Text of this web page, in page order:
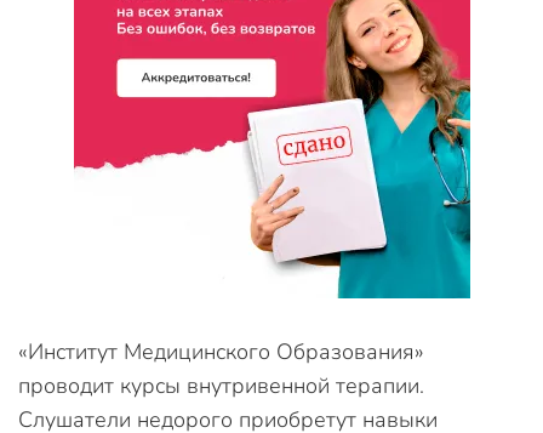
«Институт Медицинского Образования»
проводит курсы внутривенной терапии.
Слушатели недорого приобретут навыки